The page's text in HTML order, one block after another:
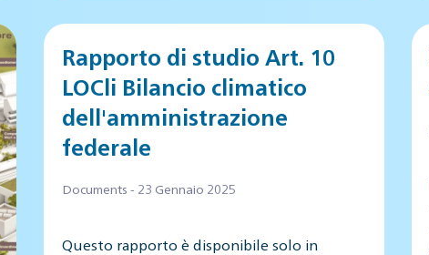
Rapporto di studio Art. 10
LOCli Bilancio climatico
dell'amministrazione
federale
Documents - 23 Gennaio 2025
Questo rapporto è disponibile solo in